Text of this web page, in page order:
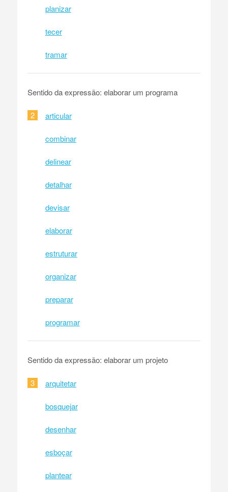
planizar
tecer
tramar
Sentido da expressão: elaborar um programa
2 articular
combinar
delinear
detalhar
devisar
elaborar
estruturar
organizar
preparar
programar
Sentido da expressão: elaborar um projeto
3 arquitetar
bosquejar
desenhar
esboçar
plantear